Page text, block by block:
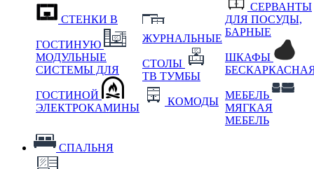
СТЕНКИ В
ГОСТИНУЮ
МОДУЛЬНЫЕ
СИСТЕМЫ ДЛЯ
ГОСТИНОЙ
ЭЛЕКТРОКАМИНЫ
ЖУРНАЛЬНЫЕ
СТОЛЫ
ТВ ТУМБЫ
КОМОДЫ
СЕРВАНТЫ
ДЛЯ ПОСУДЫ,
БАРНЫЕ
ШКАФЫ
МЕБЕЛЬ
МЯГКАЯ
МЕБЕЛЬ
СПАЛЬНЯ